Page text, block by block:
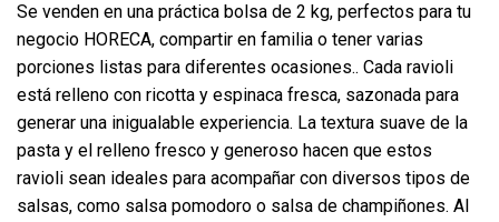
Se venden en una práctica bolsa de 2 kg, perfectos para tu
negocio HORECA, compartir en familia o tener varias
porciones listas para diferentes ocasiones.. Cada ravioli
está relleno con ricotta y espinaca fresca, sazonada para
generar una inigualable experiencia. La textura suave de la
pasta y el relleno fresco y generoso hacen que estos
ravioli sean ideales para acompañar con diversos tipos de
salsas, como salsa pomodoro o salsa de champiñones. Al